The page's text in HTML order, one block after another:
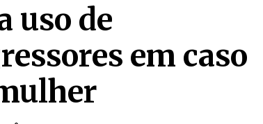
uso de
em caso